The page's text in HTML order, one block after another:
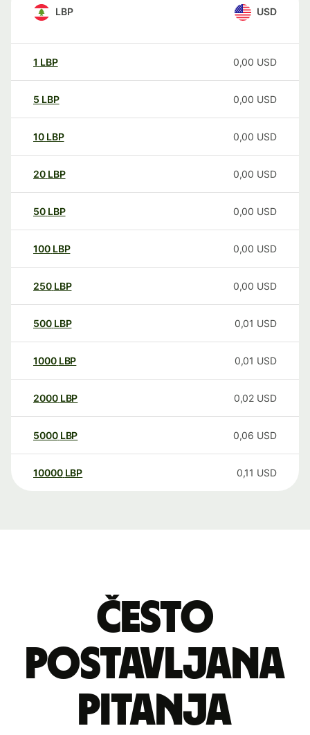
LBP USD
1 LBP 0,00 USD
5 LBP 0,00 USD
10 LBP 0,00 USD
20 LBP 0,00 USD
50 LBP 0,00 USD
100 LBP 0,00 USD
250 LBP 0,00 USD
500 LBP 0,01 USD
1000 LBP 0,01 USD
2000 LBP 0,02 USD
5000 LBP 0,06 USD
10000 LBP 0,11 USD
Često
postavljana
pitanja